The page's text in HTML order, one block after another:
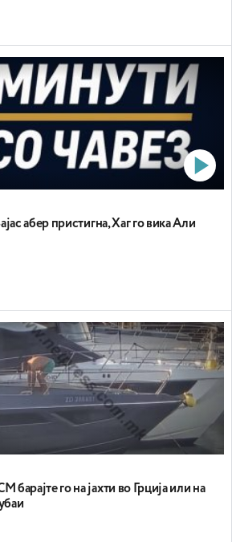
абер пристигна, Хаг го вика Али
барајте го на јахти во Грција или на